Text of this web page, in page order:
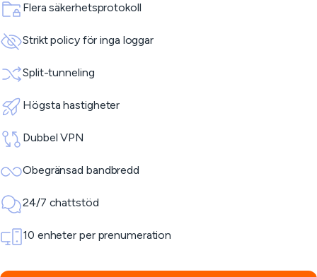
Flera säkerhetsprotokoll
Strikt policy för inga loggar
Split-tunneling
Högsta hastigheter
Dubbel VPN
Obegränsad bandbredd
24/7 chattstöd
10 enheter per prenumeration